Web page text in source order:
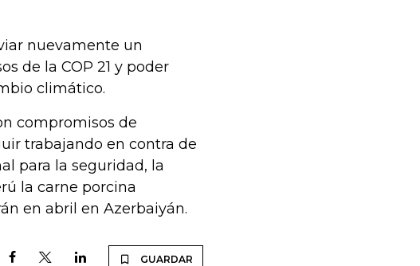
nuevamente un
de la COP 21 y poder
climático.
compromisos de
trabajando en contra de
para la seguridad, la
la carne porcina
en abril en Azerbaiyán.
GUARDAR